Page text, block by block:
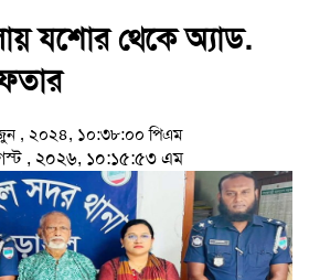
যশোর থেকে অ্যাড.
, ২০২৪, ১০:৩৮:০০ পিএম
, ২০২৬, ১০:১৫:৫৩ এম